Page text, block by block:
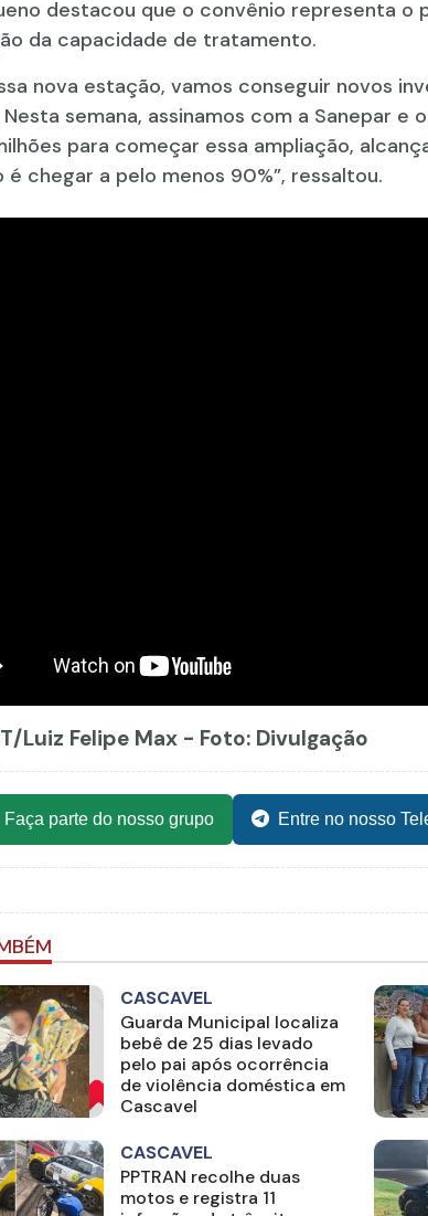
destacou que o convênio representa o
da capacidade de tratamento.
nova estação, vamos conseguir novos
semana, assinamos com a Sanepar e
para começar essa ampliação,
é chegar a pelo menos 90%”, ressaltou.
/Luiz Felipe Max - Foto: Divulgação
Faça parte do nosso grupo Entre no nosso
CASCAVEL
Guarda Municipal localiza
bebê de 25 dias levado
pelo pai após ocorrência
de violência doméstica em
Cascavel
CASCAVEL
PPTRAN recolhe duas
motos e registra 11